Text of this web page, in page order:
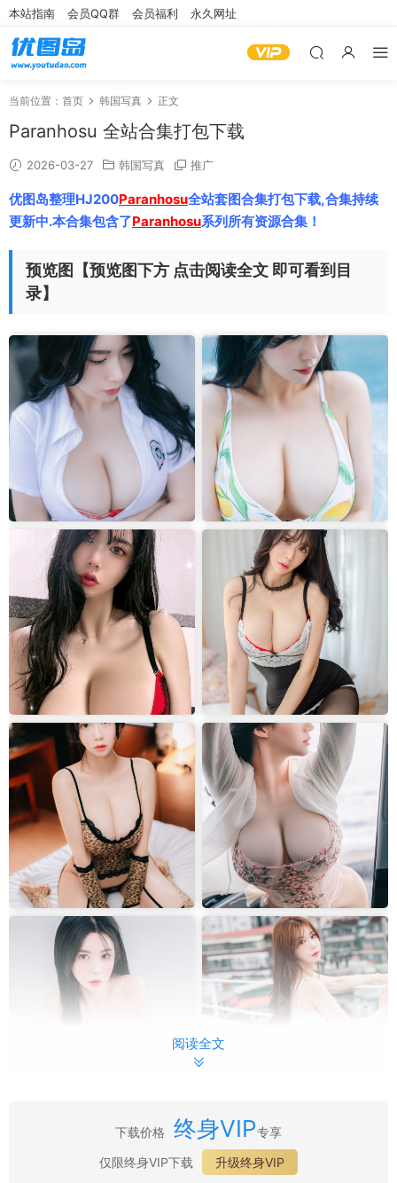
本站指南 会员QQ群 会员福利 永久网址
当前位置： 首页 韩国写真 正文
Paranhosu 全站合集打包下载
2026-03-27 韩国写真 推广
优图岛整理HJ200Paranhosu全站套图合集打包下载,合集持续
更新中.本合集包含了Paranhosu系列所有资源合集！
预览图【预览图下方 点击阅读全文 即可看到目
录】
阅读全文
下载价格 终身VIP专享
仅限终身VIP下载
升级终身VIP